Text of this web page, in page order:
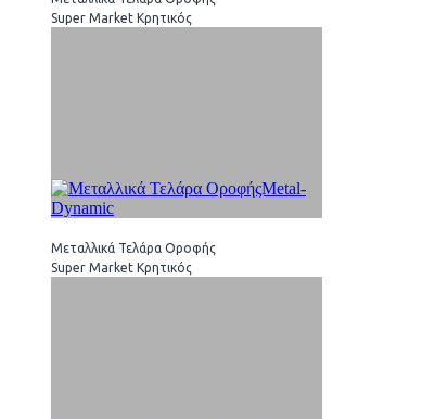
Super Market Κρητικός
Μεταλλικά Τελάρα Οροφής
Super Market Κρητικός